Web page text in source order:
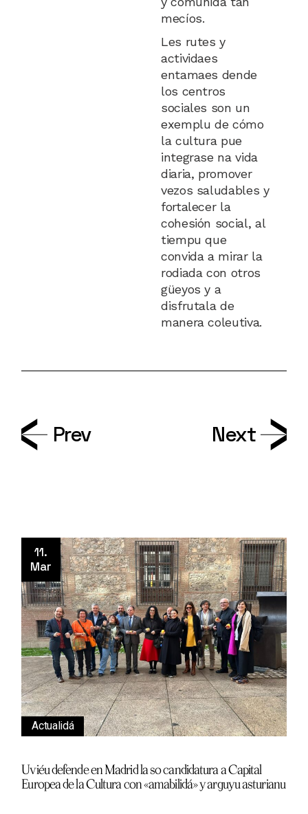
mecíos.
Les rutes y
actividaes
entamaes dende
los centros
sociales son un
exemplu de cómo
la cultura pue
integrase na vida
diaria, promover
vezos saludables y
fortalecer la
cohesión social, al
tiempu que
convida a mirar la
rodiada con otros
güeyos y a
disfrutala de
manera coleutiva.
Prev Next
11.
Mar
Actualidá
Uviéu defende en Madrid la so candidatura a Capital
Europea de la Cultura con «amabilidá» y arguyu asturianu